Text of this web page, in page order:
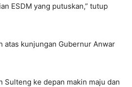
ESDM yang putuskan,” tutup
atas kunjungan Gubernur Anwar
Sulteng ke depan makin maju dan